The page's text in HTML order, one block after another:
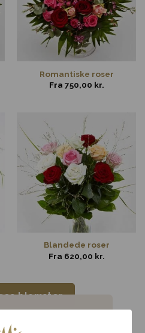
Romantiske roser
Fra 750,00 kr.
Blandede roser
Fra 620,00 kr.
blomster
i Højer